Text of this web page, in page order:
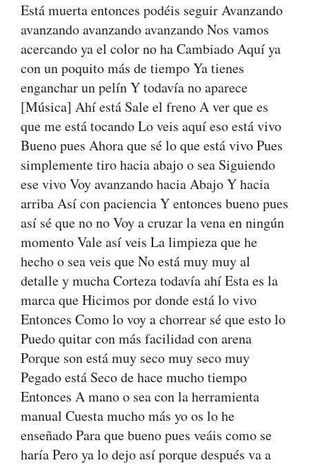
Está muerta entonces podéis seguir Avanzando
avanzando avanzando avanzando Nos vamos
acercando ya el color no ha Cambiado Aquí ya
con un poquito más de tiempo Ya tienes
enganchar un pelín Y todavía no aparece
[Música] Ahí está Sale el freno A ver que es
que me está tocando Lo veis aquí eso está vivo
Bueno pues Ahora que sé lo que está vivo Pues
simplemente tiro hacia abajo o sea Siguiendo
ese vivo Voy avanzando hacia Abajo Y hacia
arriba Así con paciencia Y entonces bueno pues
así sé que no no Voy a cruzar la vena en ningún
momento Vale así veis La limpieza que he
hecho o sea veis que No está muy muy al
detalle y mucha Corteza todavía ahí Esta es la
marca que Hicimos por donde está lo vivo
Entonces Como lo voy a chorrear sé que esto lo
Puedo quitar con más facilidad con arena
Porque son está muy seco muy seco muy
Pegado está Seco de hace mucho tiempo
Entonces A mano o sea con la herramienta
manual Cuesta mucho más yo os lo he
enseñado Para que bueno pues veáis como se
haría Pero ya lo dejo así porque después va a